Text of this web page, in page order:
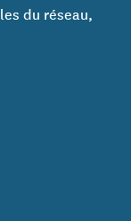
du réseau,